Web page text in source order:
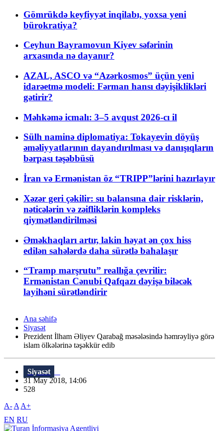
Gömrükdə keyfiyyət inqilabı, yoxsa yeni
bürokratiya?
Ceyhun Bayramovun Kiyev səfərinin
arxasında nə dayanır?
AZAL, ASCO və “Azərkosmos” üçün yeni
idarəetmə modeli: Fərman hansı dəyişiklikləri
gətirir?
Məhkəmə icmalı: 3–5 avqust 2026-cı il
Sülh naminə diplomatiya: Tokayevin döyüş
əməliyyatlarının dayandırılması və danışıqların
bərpası təşəbbüsü
İran və Ermənistan öz “TRIPP”lərini hazırlayır
Xəzər geri çəkilir: su balansına dair risklərin,
nəticələrin və zəifliklərin kompleks
qiymətləndirilməsi
Əməkhaqları artır, lakin həyat ən çox hiss
edilən sahələrdə daha sürətlə bahalaşır
“Tramp marşrutu” reallığa çevrilir:
Ermənistan Cənubi Qafqazı dəyişə biləcək
layihəni sürətləndirir
Ana səhifə
Siyasət
Prezident İlham Əliyev Qarabağ məsələsində həmrəyliyə görə
islam ölkələrinə təşəkkür edib
Siyasət
31 May 2018, 14:06
528
A- A A+
EN RU